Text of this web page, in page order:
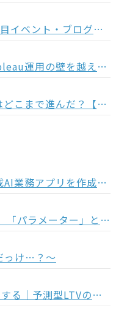
キーウォーカーの8月の注目イベント・ブログの紹介
可視化の、その先へ〜Tableau運用の壁を越える「データ分析基盤」という選択肢〜
生成AIの業務フロー活用はどこまで進んだ？【多業種の役職者1,004人調査】“全社展開止まり”が多数派、業務組み込みなど次のフェーズに進む企業は少数
簡単なトレーニングで生成AI業務アプリを作成！Dify入門研修の概要
Tableauをもっと動的に！ 「パラメーター」とは？フィルターとの違いや3つの実践ステップを解説
っけ…？～
AIで「未来のLTV」を予測する｜予測型LTVのメリットとマーケティング活用法